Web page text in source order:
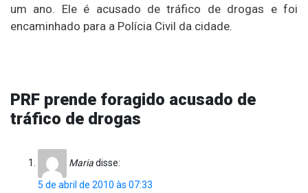
um ano. Ele é acusado de tráfico de drogas e foi
encaminhado para a Polícia Civil da cidade.
PRF prende foragido acusado de
tráfico de drogas
Mariadisse:
5 de abril de 2010 às 07:33